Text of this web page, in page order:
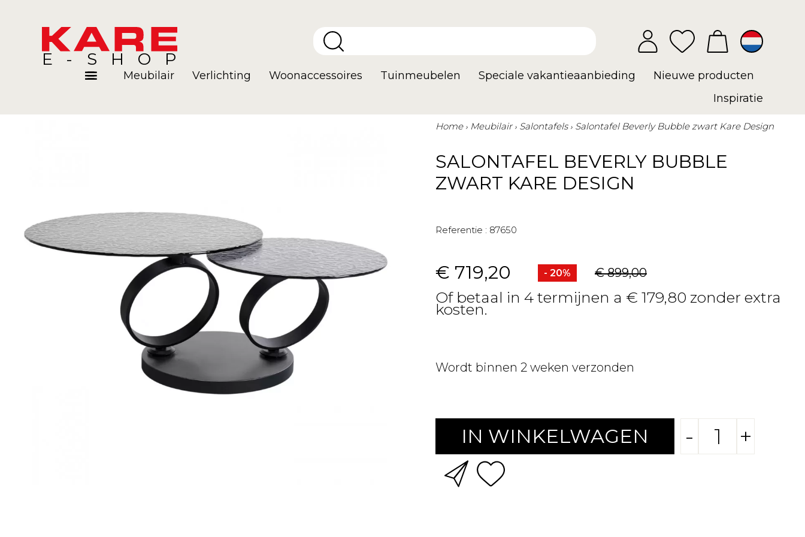
E-SHOP
Meubilair Verlichting Woonaccessoires Tuinmeubelen Speciale vakantieaanbieding
Nieuwe producten
Inspiratie
Home Meubilair Salontafels Salontafel Beverly Bubble zwart Kare Design
SALONTAFEL BEVERLY BUBBLE
ZWART KARE DESIGN
Referentie : 87650
€ 719,20 - 20% € 899,00
Of betaal in 4 termijnen a € 179,80 zonder extra
kosten.
Wordt binnen 2 weken verzonden
IN WINKELWAGEN - +